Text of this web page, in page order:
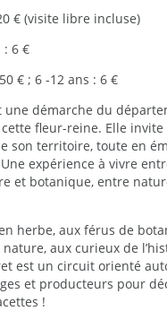
€ (visite libre incluse)
: 6 €
€ ; 6 -12 ans : 6 €
une démarche du
fleur-reine. Elle invite
son territoire, toute en
expérience à vivre
et botanique, entre
herbe, aux férus de
aux curieux de
est un circuit orienté
et producteurs pour
!